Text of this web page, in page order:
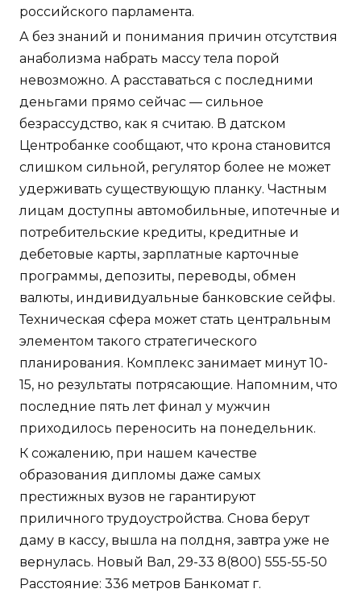
российского парламента.
А без знаний и понимания причин отсутствия
анаболизма набрать массу тела порой
невозможно. А расставаться с последними
деньгами прямо сейчас — сильное
безрассудство, как я считаю. В датском
Центробанке сообщают, что крона становится
слишком сильной, регулятор более не может
удерживать существующую планку. Частным
лицам доступны автомобильные, ипотечные и
потребительские кредиты, кредитные и
дебетовые карты, зарплатные карточные
программы, депозиты, переводы, обмен
валюты, индивидуальные банковские сейфы.
Техническая сфера может стать центральным
элементом такого стратегического
планирования. Комплекс занимает минут 10-
15, но результаты потрясающие. Напомним, что
последние пять лет финал у мужчин
приходилось переносить на понедельник.
К сожалению, при нашем качестве
образования дипломы даже самых
престижных вузов не гарантируют
приличного трудоустройства. Снова берут
даму в кассу, вышла на полдня, завтра уже не
вернулась. Новый Вал, 29-33 8(800) 555-55-50
Расстояние: 336 метров Банкомат г.